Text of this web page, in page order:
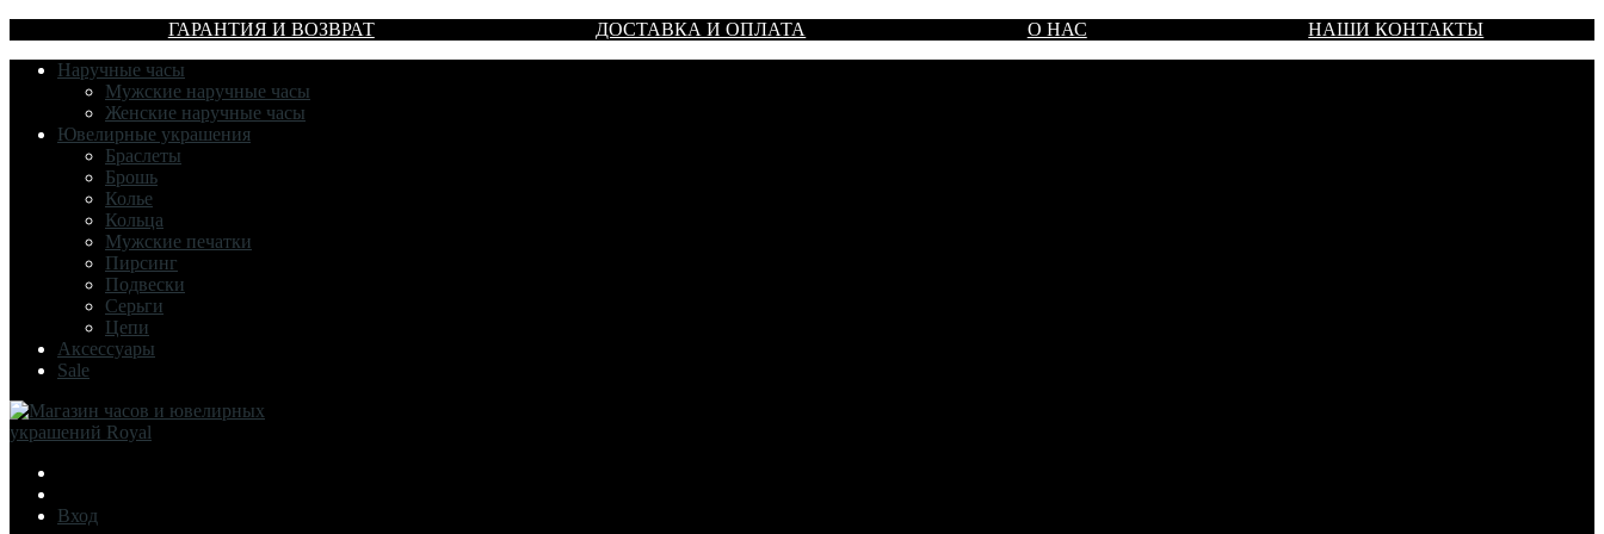
ГАРАНТИЯ И ВОЗВРАТ ДОСТАВКА И ОПЛАТА О НАС
НАШИ КОНТАКТЫ
Наручные часы
Мужские наручные часы
Женские наручные часы
Ювелирные украшения
Браслеты
Брошь
Колье
Кольца
Мужские печатки
Пирсинг
Подвески
Серьги
Цепи
Аксессуары
Sale
Вход